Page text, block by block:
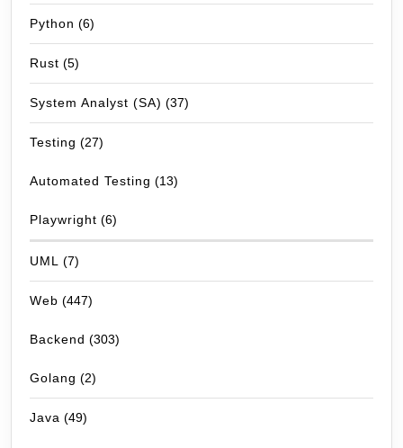
Python (6)
Rust (5)
System Analyst (SA) (37)
Testing (27)
Automated Testing (13)
Playwright (6)
UML (7)
Web (447)
Backend (303)
Golang (2)
Java (49)